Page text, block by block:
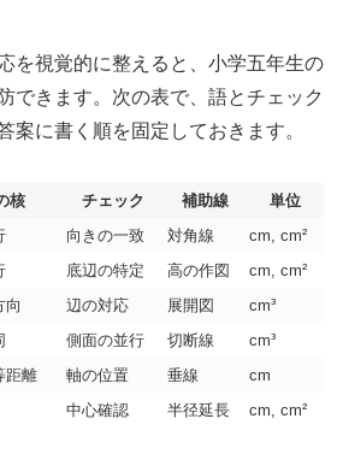
を視覚的に整えると、小学五年生の
できます。次の表で、語とチェック
案に書く順を固定しておきます。
核 チェック 補助線
単位
向きの一致 対角線
cm, cm²
底辺の特定 高の作図
cm, cm²
向 辺の対応 展開図
cm³
側面の並行 切断線
cm³
距離 軸の位置 垂線
cm
中心確認 半径延長 cm, cm²